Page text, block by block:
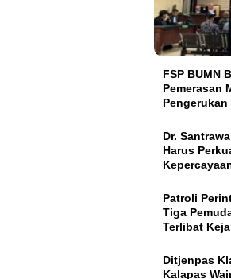
FSP BUMN
Pemerasan
Pengerukan
Dr.
Harus
Patroli
Tiga
Terlibat
Ditjenpas
Kalapas